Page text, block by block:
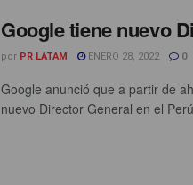
Google tiene nuevo
por PR LATAM ENERO 28, 2022 0
Google anunció que a partir de
nuevo Director General en el